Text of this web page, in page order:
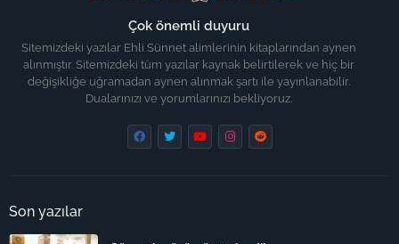
Çok önemli duyuru
Sitemizdeki yazılar Ehli Sünnet alimlerinin kitaplarından aynen
alınmıştır. Sitemizdeki tüm yazılar kaynak belirtilerek ve hiç bir
değişikliğe uğramadan aynen alınmak şartı ile yayınlanabilir.
Dualarınızı ve yorumlarınızı bekliyoruz.
Son yazılar